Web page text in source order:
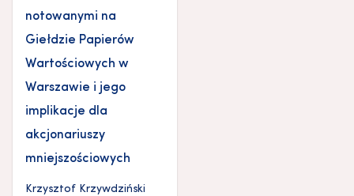
notowanymi na
Giełdzie Papierów
Wartościowych w
Warszawie i jego
implikacje dla
akcjonariuszy
mniejszościowych
Krzysztof Krzywdziński